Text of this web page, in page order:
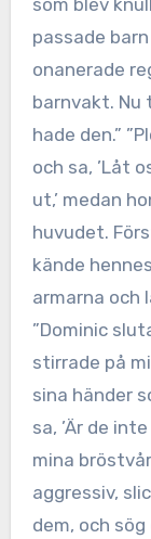
som blev
passade
onanerade
barnvakt.
hade den.”
och sa, ’Låt
ut,’ medan
huvudet.
kände
armarna och
”Dominic
stirrade på
sina händer
sa, ’Är de
mina
aggressiv,
dem, och